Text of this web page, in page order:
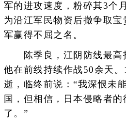
军的进攻速度，粉碎其3个
为沿江军民物资后撤争取
军赢得不屈之名。
陈季良，江阴防线最高
他在前线持续作战50余天
逝，临终前说：“我深恨未
国，但相信，日本侵略者的
了。”